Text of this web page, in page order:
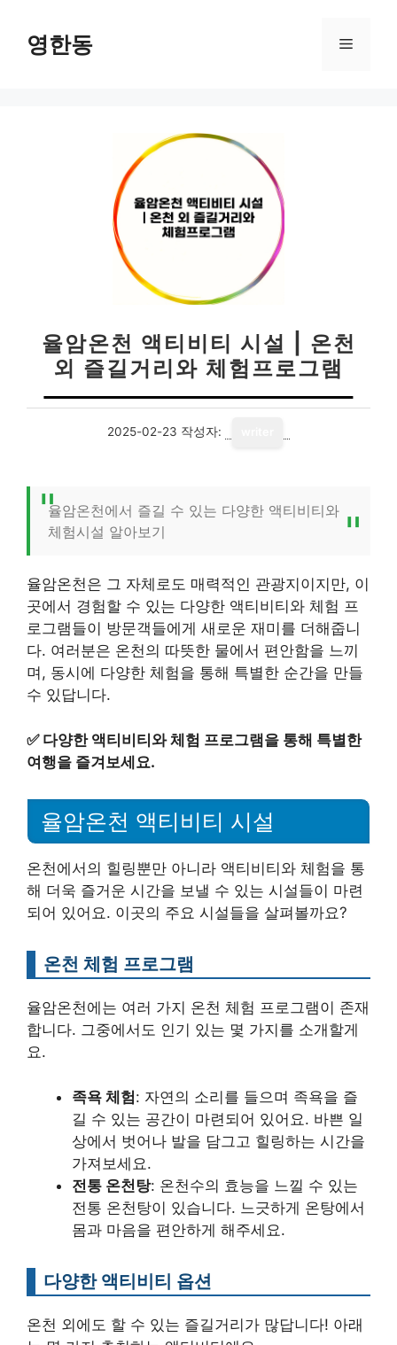
영한동 메
율암온천 액티비티 시설 | 온천
외 즐길거리와 체험프로그램
2025-02-23 작성자:
율암온천에서 즐길 수 있는 다양한 액티비티와
체험시설 알아보기
율암온천은 그 자체로도 매력적인 관광지이지만, 이
곳에서 경험할 수 있는 다양한 액티비티와 체험 프
로그램들이 방문객들에게 새로운 재미를 더해줍니
다. 여러분은 온천의 따뜻한 물에서 편안함을 느끼
며, 동시에 다양한 체험을 통해 특별한 순간을 만들
수 있답니다.
✅ 다양한 액티비티와 체험 프로그램을 통해 특별한
여행을 즐겨보세요.
율암온천 액티비티 시설
온천에서의 힐링뿐만 아니라 액티비티와 체험을 통
해 더욱 즐거운 시간을 보낼 수 있는 시설들이 마련
되어 있어요. 이곳의 주요 시설들을 살펴볼까요?
온천 체험 프로그램
율암온천에는 여러 가지 온천 체험 프로그램이 존재
합니다. 그중에서도 인기 있는 몇 가지를 소개할게
요.
족욕 체험: 자연의 소리를 들으며 족욕을 즐
길 수 있는 공간이 마련되어 있어요. 바쁜 일
상에서 벗어나 발을 담그고 힐링하는 시간을
가져보세요.
전통 온천탕: 온천수의 효능을 느낄 수 있는
전통 온천탕이 있습니다. 느긋하게 온탕에서
몸과 마음을 편안하게 해주세요.
다양한 액티비티 옵션
온천 외에도 할 수 있는 즐길거리가 많답니다! 아래